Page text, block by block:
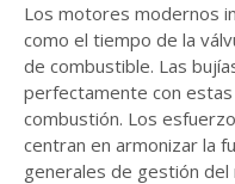
Los motores modernos
como el tiempo de la
de combustible. Las
perfectamente con
combustión. Los
centran en armonizar la
generales de gestión del